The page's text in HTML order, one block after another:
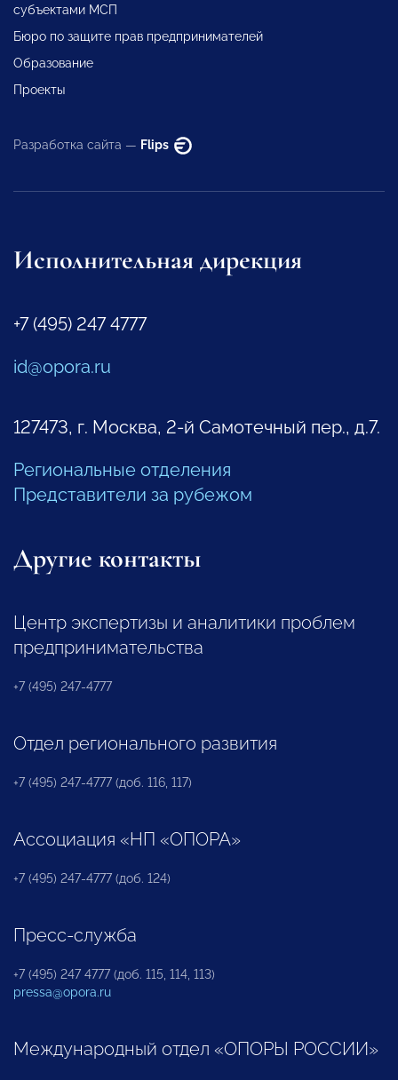
субъектами МСП
Бюро по защите прав предпринимателей
Образование
Проекты
Разработка сайта — Flips
Исполнительная дирекция
+7 (495) 247 4777
id@opora.ru
127473, г. Москва, 2-й Самотечный пер., д.7.
Региональные отделения
Представители за рубежом
Другие контакты
Центр экспертизы и аналитики проблем
предпринимательства
+7 (495) 247-4777
Отдел регионального развития
+7 (495) 247-4777 (доб. 116, 117)
Ассоциация «НП «ОПОРА»
+7 (495) 247-4777 (доб. 124)
Пресс-служба
+7 (495) 247 4777 (доб. 115, 114, 113)
pressa@opora.ru
Международный отдел «ОПОРЫ РОССИИ»